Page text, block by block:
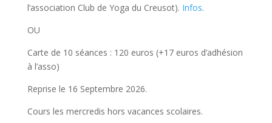
l’association Club de Yoga du Creusot). Infos.
OU
Carte de 10 séances : 120 euros (+17 euros d’adhésion
à l’asso)
Reprise le 16 Septembre 2026.
Cours les mercredis hors vacances scolaires.